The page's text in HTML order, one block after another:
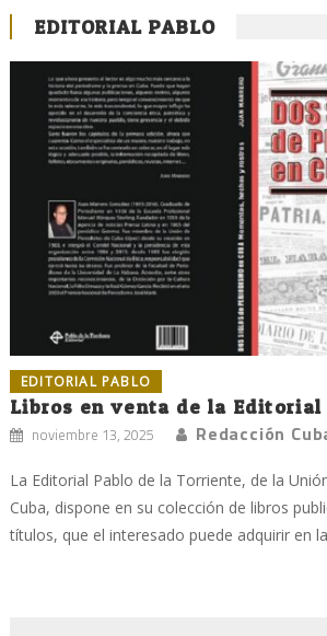
EDITORIAL PABLO
EDITORIAL PABLO
Libros en venta de la Editorial
noviembre 13, 2025 Redacción
La Editorial Pablo de la Torriente, de la
Cuba, dispone en su colección de libros
títulos, que el interesado puede adquirir en